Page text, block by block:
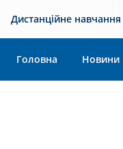
Дистанційне навчання
Головна Новини